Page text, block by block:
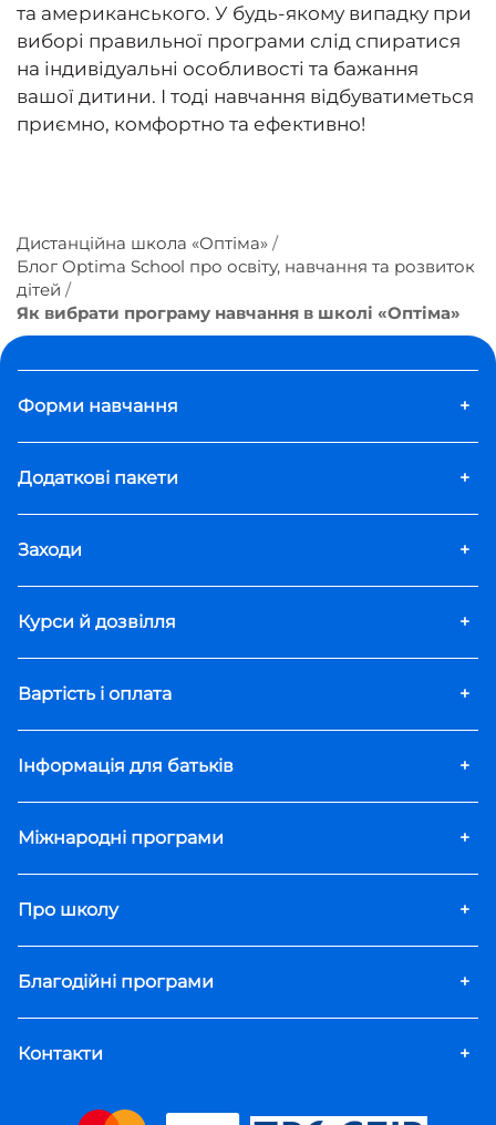
та американського. У будь-якому випадку при
виборі правильної програми слід спиратися
на індивідуальні особливості та бажання
вашої дитини. І тоді навчання відбуватиметься
приємно, комфортно та ефективно!
Дистанційна школа «Оптіма»
Блог Optima School про освіту, навчання та розвиток
дітей
Як вибрати програму навчання в школі «Оптіма»
Форми навчання +
Додаткові пакети +
Заходи +
Курси й дозвілля +
Вартість і оплата +
Інформація для батьків +
Міжнародні програми +
Про школу +
Благодійні програми +
Контакти +